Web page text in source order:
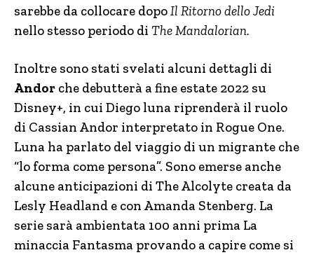
sarebbe da collocare dopoIl Ritorno dello Jedi
nello stesso periodo di The Mandalorian.
Inoltre sono stati svelati alcuni dettagli di
Andor che debutterà a fine estate 2022 su
Disney+, in cui Diego luna riprenderà il ruolo
di Cassian Andor interpretato in Rogue One.
Luna ha parlato del viaggio di un migrante che
“lo forma come persona”. Sono emerse anche
alcune anticipazioni di The Alcolyte creata da
Lesly Headland e con Amanda Stenberg. La
serie sarà ambientata 100 anni prima La
minaccia Fantasma provando a capire come si